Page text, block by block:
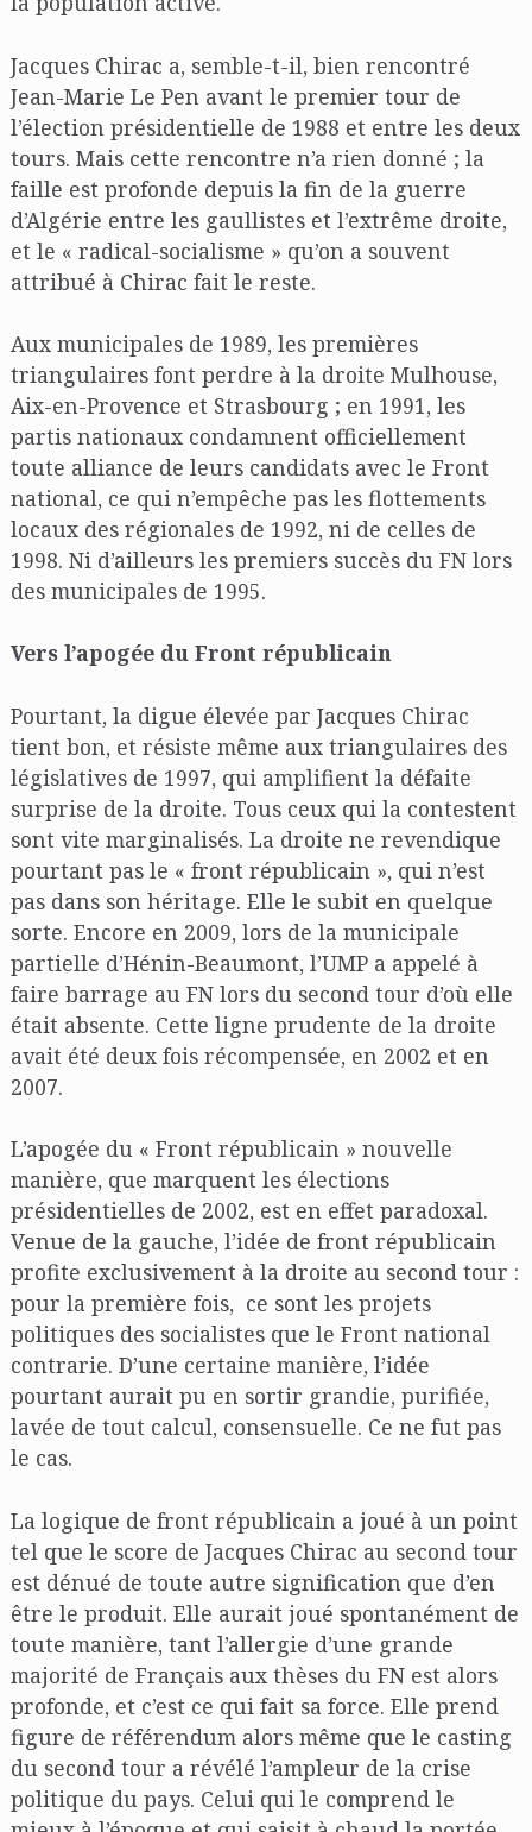
Jacques Chirac a, semble-t-il, bien rencontré
Jean-Marie Le Pen avant le premier tour de
l’élection présidentielle de 1988 et entre les deux
tours. Mais cette rencontre n’a rien donné ; la
faille est profonde depuis la fin de la guerre
d’Algérie entre les gaullistes et l’extrême droite,
et le « radical-socialisme » qu’on a souvent
attribué à Chirac fait le reste.
Aux municipales de 1989, les premières
triangulaires font perdre à la droite Mulhouse,
Aix-en-Provence et Strasbourg ; en 1991, les
partis nationaux condamnent officiellement
toute alliance de leurs candidats avec le Front
national, ce qui n’empêche pas les flottements
locaux des régionales de 1992, ni de celles de
1998. Ni d’ailleurs les premiers succès du FN lors
des municipales de 1995.
Vers l’apogée du Front républicain
Pourtant, la digue élevée par Jacques Chirac
tient bon, et résiste même aux triangulaires des
législatives de 1997, qui amplifient la défaite
surprise de la droite. Tous ceux qui la contestent
sont vite marginalisés. La droite ne revendique
pourtant pas le « front républicain », qui n’est
pas dans son héritage. Elle le subit en quelque
sorte. Encore en 2009, lors de la municipale
partielle d’Hénin-Beaumont, l’UMP a appelé à
faire barrage au FN lors du second tour d’où elle
était absente. Cette ligne prudente de la droite
avait été deux fois récompensée, en 2002 et en
2007.
L’apogée du « Front républicain » nouvelle
manière, que marquent les élections
présidentielles de 2002, est en effet paradoxal.
Venue de la gauche, l’idée de front républicain
profite exclusivement à la droite au second tour :
pour la première fois, ce sont les projets
politiques des socialistes que le Front national
contrarie. D’une certaine manière, l’idée
pourtant aurait pu en sortir grandie, purifiée,
lavée de tout calcul, consensuelle. Ce ne fut pas
le cas.
La logique de front républicain a joué à un point
tel que le score de Jacques Chirac au second tour
est dénué de toute autre signification que d’en
être le produit. Elle aurait joué spontanément de
toute manière, tant l’allergie d’une grande
majorité de Français aux thèses du FN est alors
profonde, et c’est ce qui fait sa force. Elle prend
figure de référendum alors même que le casting
du second tour a révélé l’ampleur de la crise
politique du pays. Celui qui le comprend le